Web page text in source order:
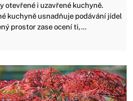
otevřené i uzavřené kuchyně.
kuchyně usnadňuje podávání jídel
prostor zase ocení ti,...